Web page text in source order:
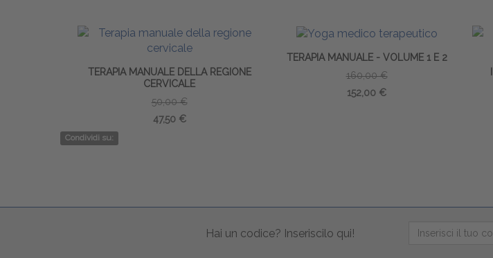
TERAPIA MANUALE DELLA REGIONE
CERVICALE
50,00 €
47,50 €
TERAPIA MANUALE - VOLUME 1 E 2
160,00 €
152,00 €
Condividi su:
Hai un codice? Inseriscilo qui!